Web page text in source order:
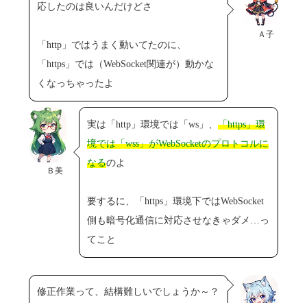
Ａ子
応したのは良いんだけどさ
「http」ではうまく動いてたのに、
「https」では（WebSocket関連が）動かな
くなっちゃったよ
Ｂ美
実は「http」環境では「ws」、 「https」環
境では「wss」がWebSocketのプロトコルに
なるのよ
要するに、「https」環境下ではWebSocket
側も暗号化通信に対応させなきゃダメ…っ
てこと
修正作業って、結構難しいでしょうか～？